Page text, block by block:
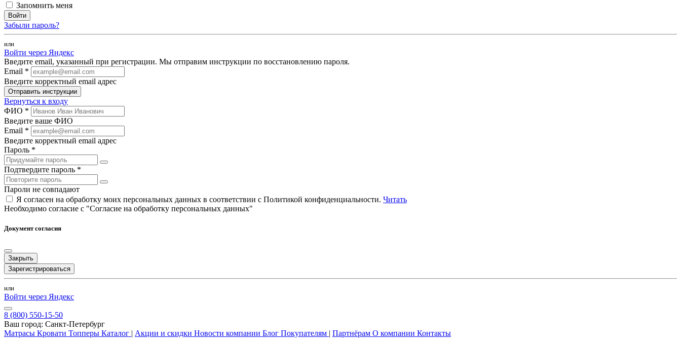
Запомнить меня
Войти
Забыли пароль?
или
Войти через Яндекс
Введите email, указанный при регистрации. Мы отправим инструкции по восстановлению пароля.
Email *
Введите корректный email адрес
Отправить инструкции
Вернуться к входу
ФИО *
Введите ваше ФИО
Email *
Введите корректный email адрес
Пароль *
Подтвердите пароль *
Пароли не совпадают
Я согласен на обработку моих персональных данных в соответствии с Политикой конфиденциальности. Читать
Необходимо согласие с "Согласие на обработку персональных данных"
Документ согласия
Закрыть
Зарегистрироваться
или
Войти через Яндекс
8 (800) 550-15-50
Ваш город: Санкт-Петербург
Матрасы Кровати Топперы Каталог | Акции и скидки Новости компании Блог Покупателям | Партнёрам О компании Контакты